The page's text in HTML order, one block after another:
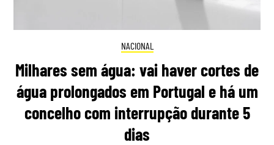
NACIONAL
Milhares sem água: vai haver cortes de
água prolongados em Portugal e há um
concelho com interrupção durante 5
dias